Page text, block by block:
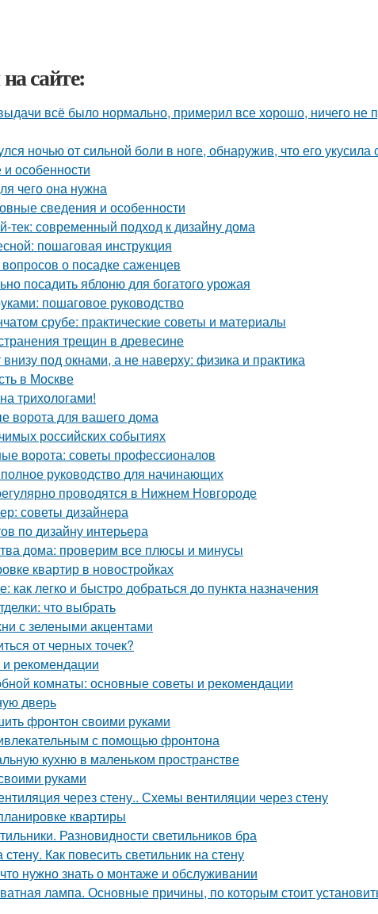
сайте:
всё было нормально, примерил все хорошо, ничего не
ночью от сильной боли в ноге, обнаружив, что его укусила
особенности
чего она нужна
сведения и особенности
тек: современный подход к дизайну дома
пошаговая инструкция
о посадке саженцев
посадить яблоню для богатого урожая
пошаговое руководство
срубе: практические советы и материалы
трещин в древесине
под окнами, а не наверху: физика и практика
в Москве
трихологами!
ворота для вашего дома
российских событиях
ворота: советы профессионалов
руководство для начинающих
проводятся в Нижнем Новгороде
советы дизайнера
по дизайну интерьера
дома: проверим все плюсы и минусы
квартир в новостройках
легко и быстро добраться до пункта назначения
что выбрать
с зелеными акцентами
от черных точек?
рекомендации
комнаты: основные советы и рекомендации
дверь
фронтон своими руками
с помощью фронтона
кухню в маленьком пространстве
руками
через стену.. Схемы вентиляции через стену
квартиры
Разновидности светильников бра
Как повесить светильник на стену
нужно знать о монтаже и обслуживании
лампа. Основные причины, по которым стоит